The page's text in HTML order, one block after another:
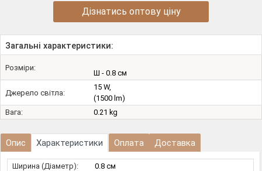
Дізнатись оптову ціну
Загальні характеристики:
Розміри:
Ш - 0.8 см
Джерело світла:
15 W,
(1500 lm)
Вага:
0.21 kg
Опис Характеристики Оплата Доставка
Ширина (Діаметр):
0.8 см